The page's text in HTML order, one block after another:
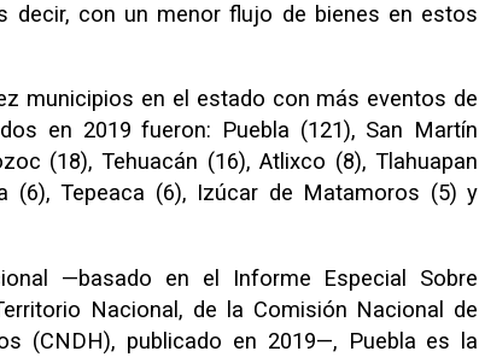
decir, con un menor flujo de bienes en estos
municipios en el estado con más eventos de
en 2019 fueron: Puebla (121), San Martín
(18), Tehuacán (16), Atlixco (8), Tlahuapan
(6), Tepeaca (6), Izúcar de Matamoros (5) y
—basado en el Informe Especial Sobre
Nacional, de la Comisión Nacional de
(CNDH), publicado en 2019—, Puebla es la